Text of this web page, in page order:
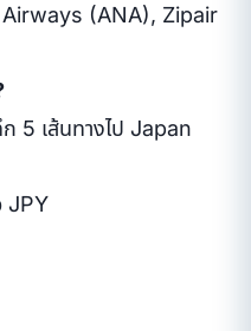
(ANA), Zipair
5 เส้นทางไป Japan
JPY